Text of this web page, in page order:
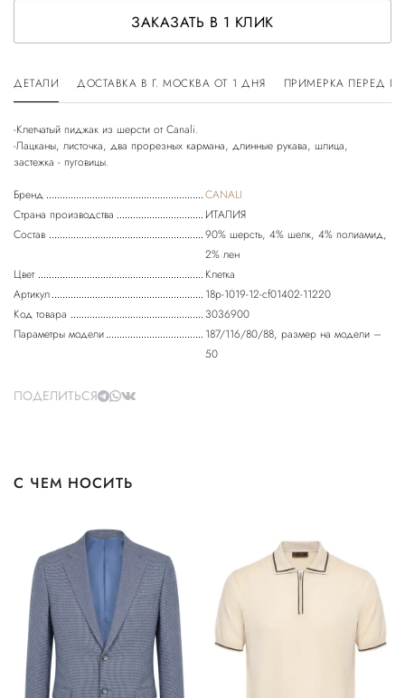
ЗАКАЗАТЬ В 1 КЛИК
ДЕТАЛИ ДОСТАВКА В Г. МОСКВА ОТ 1 ДНЯ ПРИМЕРКА ПЕРЕД
-Клетчатый пиджак из шерсти от Canali.
-Лацканы, листочка, два прорезных кармана, длинные рукава, шлица,
Бренд
CANALI
Страна производства
ИТАЛИЯ
Состав
90% шерсть, 4% шелк, 4% полиамид,
2% лен
Цвет
Клетка
Артикул
18p-1019-12-cf01402-11220
Код товара
3036900
Параметры модели
187/116/80/88, размер на модели –
50
ПОДЕЛИТЬСЯ
С ЧЕМ НОСИТЬ